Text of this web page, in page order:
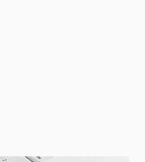
す）スペーシア株式会社